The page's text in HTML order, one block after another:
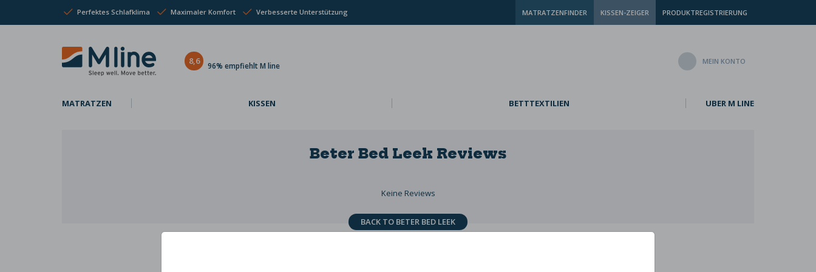
Perfektes Schlafklima Maximaler Komfort Verbesserte Unterstützung MATRATZENFINDER KISSEN-ZEIGER PRODUKTREGISTRIERUNG
8,6 96% empfiehlt M line MEIN KONTO
MATRATZEN KISSEN BETTTEXTILIEN UBER M LINE
Beter Bed Leek Reviews
Keine Reviews
BACK TO BETER BED LEEK